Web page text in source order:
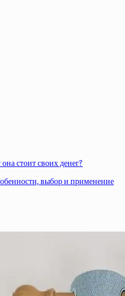
стоит своих денег?
выбор и применение